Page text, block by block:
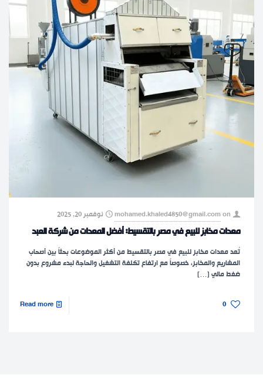
mohamed.khaled4850@gmail.comon نوفمبر 20, 2025
معدات مخابز للبيع في مصر بالتقسيط: أفضل المعدات من شركة العبد
تُعد معدات مخابز للبيع في مصر بالتقسيط من أكثر الموضوعات بحثاً بين أصحاب
المشاريع والمخابز، خصوصاً مع ارتفاع تكلفة التشغيل والحاجة لبدء مشروع بدون
ضغط مالي[…]
0
Read more